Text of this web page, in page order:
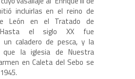
incluirlas en el reino de
León en el Tratado de
Hasta el siglo XX fue
un caladero de pesca, y la
la iglesia de Nuestra
en Caleta del Sebo se